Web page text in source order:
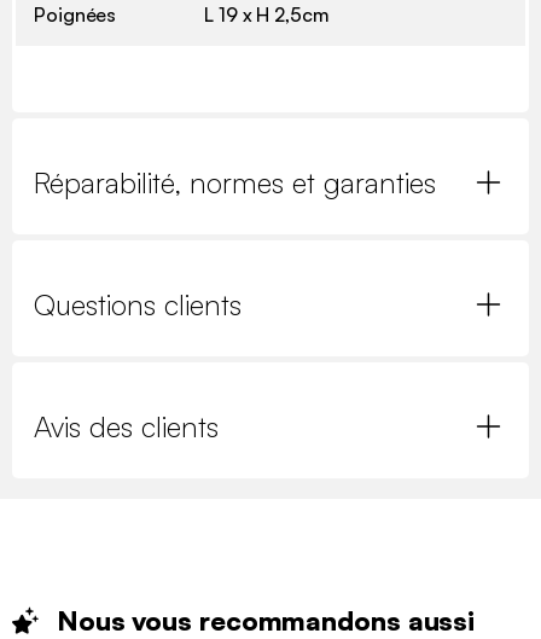
Poignées L 19 x H 2,5cm
Réparabilité, normes et garanties
Questions clients
Avis des clients
Nous vous recommandons aussi